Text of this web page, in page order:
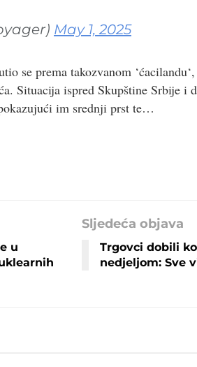
May 1, 2025
se prema takozvanom
Situacija ispred Skupštine Srbije i
im srednji prst te…
u
Sljedeća objava
Trgovci dobili
nedjeljom: Sve